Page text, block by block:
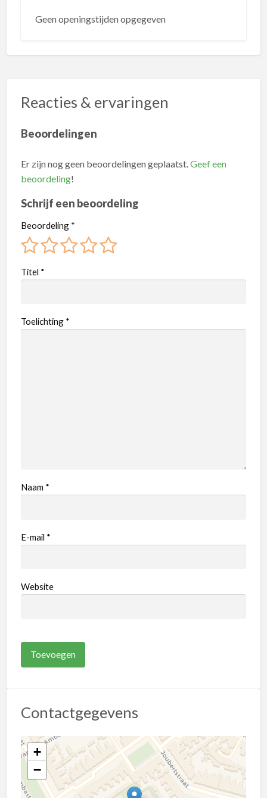
Geen openingstijden opgegeven
Reacties & ervaringen
Beoordelingen
Er zijn nog geen beoordelingen geplaatst.Geef een
beoordeling!
Schrijf een beoordeling
Beoordeling *
Titel *
Toelichting *
Naam *
E-mail *
Website
Contactgegevens
+
−